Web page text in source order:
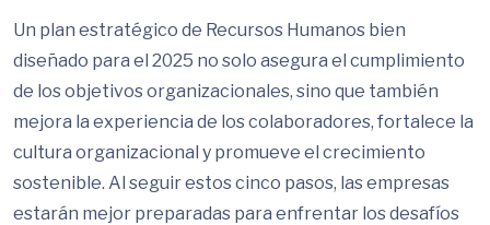
Un plan estratégico de Recursos Humanos bien
diseñado para el 2025 no solo asegura el cumplimiento
de los objetivos organizacionales, sino que también
mejora la experiencia de los colaboradores, fortalece la
cultura organizacional y promueve el crecimiento
sostenible. Al seguir estos cinco pasos, las empresas
estarán mejor preparadas para enfrentar los desafíos